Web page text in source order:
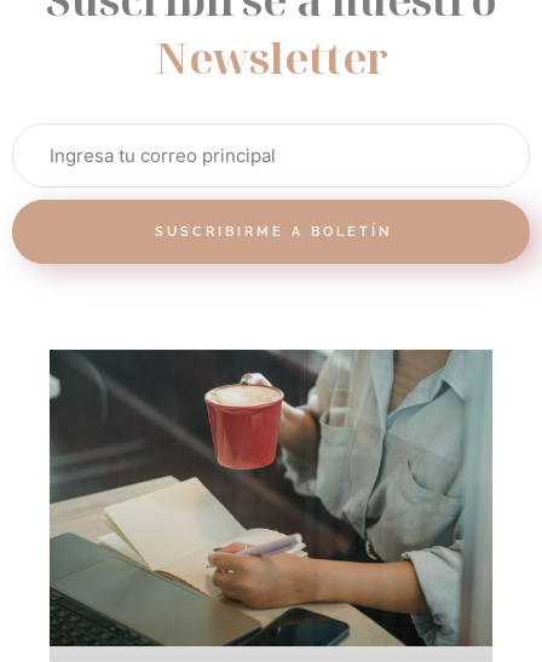
Newsletter
SUSCRIBIRME A BOLETÍN